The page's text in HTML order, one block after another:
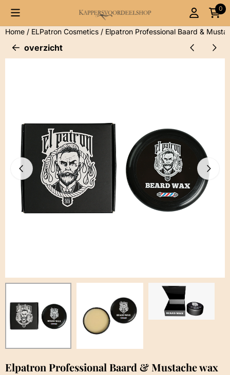
0
Home / ELPatron Cosmetics / Elpatron Professional Baard &
overzicht
Elpatron Professional Baard & Mustache wax